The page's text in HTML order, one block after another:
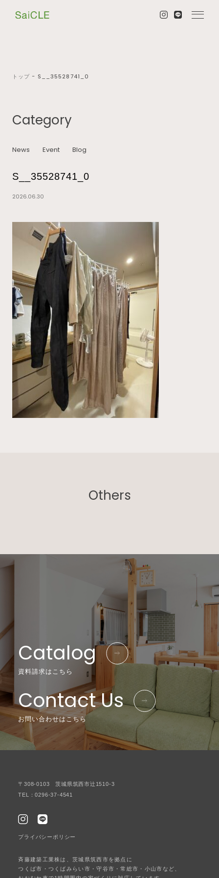
トップ − S__35528741_0
Category
News Event Blog
S__35528741_0
2026.06.30
Others
Catalog
資料請求はこちら
Contact Us
お問い合わせはこちら
〒308-0103 茨城県筑西市辻1510-3
TEL：0296-37-4541
プライバシーポリシー
斉藤建築工業株は、茨城県筑西市を拠点に
つくば市・つくばみらい市・守谷市・常総市・小山市など、